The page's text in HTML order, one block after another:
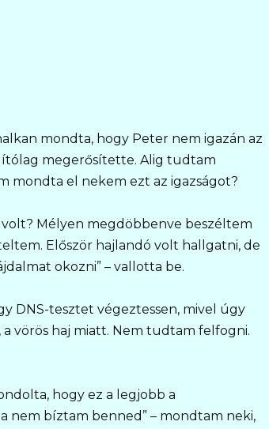
mondta, hogy Peter nem igazán az
megerősítette. Alig tudtam
mondta el nekem ezt az igazságot?
Mélyen megdöbbenve beszéltem
Először hajlandó volt hallgatni, de
okozni” – vallotta be.
DNS-tesztet végeztessen, mivel úgy
vörös haj miatt. Nem tudtam felfogni.
hogy ez a legjobb a
nem bíztam benned” – mondtam neki,